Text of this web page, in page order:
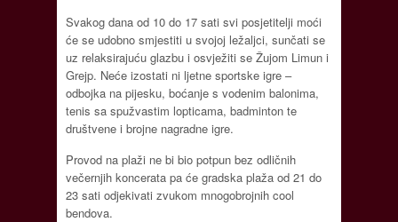
Svakog dana od 10 do 17 sati svi posjetitelji moći
će se udobno smjestiti u svojoj ležaljci, sunčati se
uz relaksirajuću glazbu i osvježiti se Žujom Limun i
Grejp. Neće izostati ni ljetne sportske igre –
odbojka na pijesku, boćanje s vodenim balonima,
tenis sa spužvastim lopticama, badminton te
društvene i brojne nagradne igre.
Provod na plaži ne bi bio potpun bez odličnih
večernjih koncerata pa će gradska plaža od 21 do
23 sati odjekivati zvukom mnogobrojnih cool
bendova.